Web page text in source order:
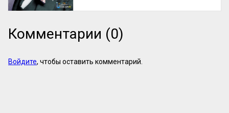
Комментарии (0)
Войдите, чтобы оставить комментарий.